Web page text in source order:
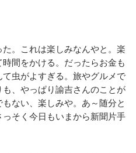
。これは楽しみなんやと。楽
間をかける。だったらお金も
虫がよすぎる。旅やグルメで
、やっぱり諭吉さんのことが
ない、楽しみや。あ～随分と
そく今日もいまから新聞片手